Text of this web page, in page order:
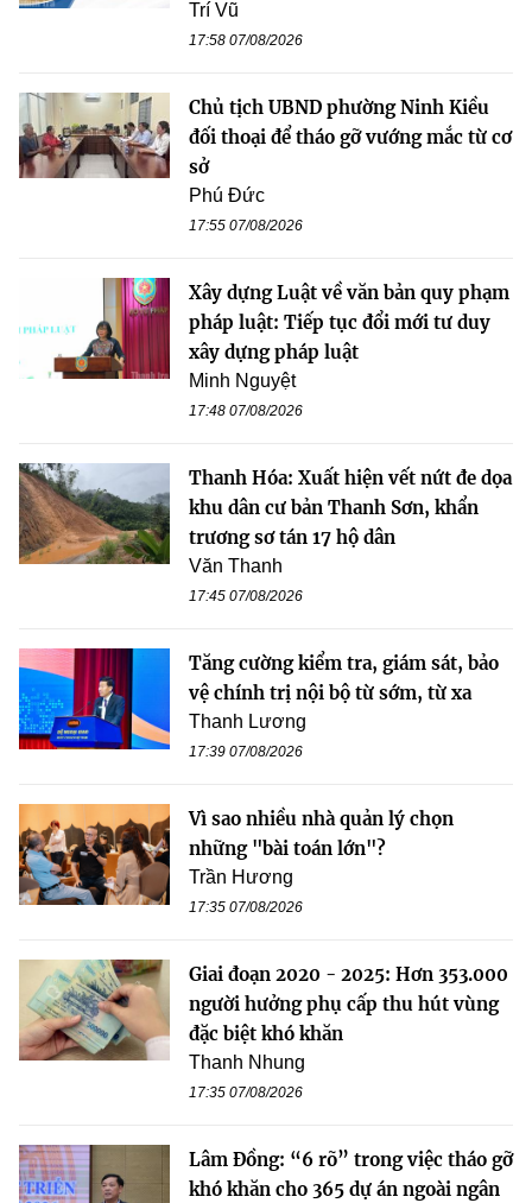
Trí Vũ
17:58 07/08/2026
Chủ tịch UBND phường Ninh Kiều
đối thoại để tháo gỡ vướng mắc từ cơ
sở
Phú Đức
17:55 07/08/2026
Xây dựng Luật về văn bản quy phạm
pháp luật: Tiếp tục đổi mới tư duy
xây dựng pháp luật
Minh Nguyệt
17:48 07/08/2026
Thanh Hóa: Xuất hiện vết nứt đe dọa
khu dân cư bản Thanh Sơn, khẩn
trương sơ tán 17 hộ dân
Văn Thanh
17:45 07/08/2026
Tăng cường kiểm tra, giám sát, bảo
vệ chính trị nội bộ từ sớm, từ xa
Thanh Lương
17:39 07/08/2026
Vì sao nhiều nhà quản lý chọn
những "bài toán lớn"?
Trần Hương
17:35 07/08/2026
Giai đoạn 2020 - 2025: Hơn 353.000
người hưởng phụ cấp thu hút vùng
đặc biệt khó khăn
Thanh Nhung
17:35 07/08/2026
Lâm Đồng: “6 rõ” trong việc tháo gỡ
khó khăn cho 365 dự án ngoài ngân